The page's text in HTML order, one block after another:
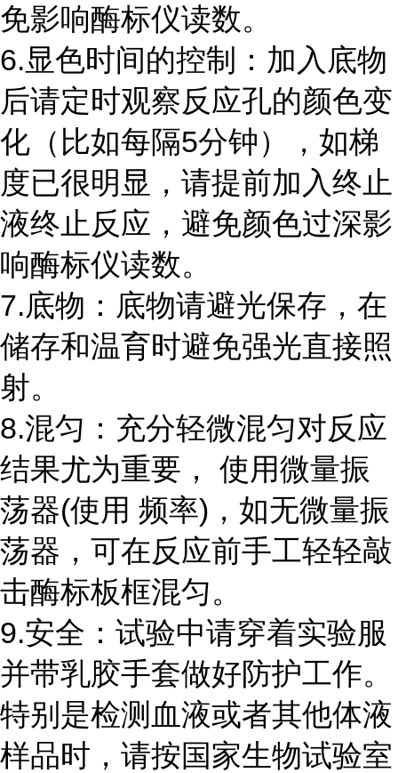
免影响酶标仪读数。
6.显色时间的控制：加入底物
后请定时观察反应孔的颜色变
化（比如每隔5分钟），如梯
度已很明显，请提前加入终止
液终止反应，避免颜色过深影
响酶标仪读数。
7.底物：底物请避光保存，在
储存和温育时避免强光直接照
射。
8.混匀：充分轻微混匀对反应
结果尤为重要， 使用微量振
荡器(使用 频率) ，如无微量振
荡器，可在反应前手工轻轻敲
击酶标板框混匀。
9.安全：试验中请穿着实验服
并带乳胶手套做好防护工作。
特别是检测血液或者其他体液
样品时，请按国家生物试验室